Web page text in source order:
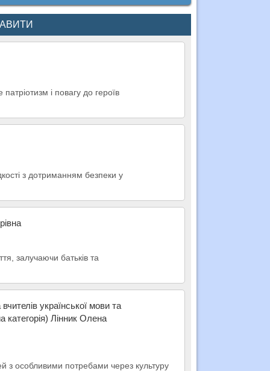
патріотизм і повагу до героїв
з дотриманням безпеки у
залучаючи батьків та
української мови та
категорія) Лінник Олена
з особливими потребами через культуру